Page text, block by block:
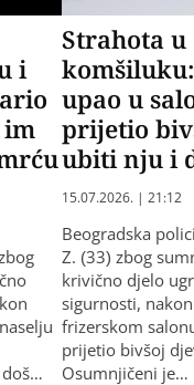
i
im
Strahota u
upao u
prijetio
ubiti nju i
15.07.2026. | 21:12
Beogradska
Z. (33) zbog
krivično djelo
sigurnosti,
frizerskom
prijetio bivšoj
Osumnjičeni je…